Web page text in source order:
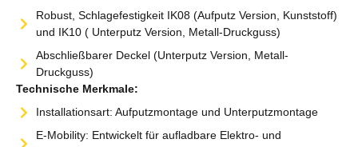
Robust, Schlagefestigkeit IK08 (Aufputz Version, Kunststoff)
und IK10 ( Unterputz Version, Metall-Druckguss)
Abschließbarer Deckel (Unterputz Version, Metall-
Druckguss)
Technische Merkmale:
Installationsart: Aufputzmontage und Unterputzmontage
E-Mobility: Entwickelt für aufladbare Elektro- und